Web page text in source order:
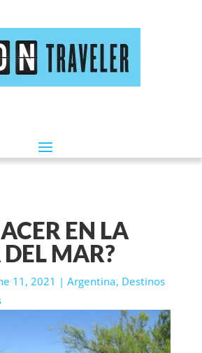
EN LA
MAR?
11, 2021 | Argentina, Destinos